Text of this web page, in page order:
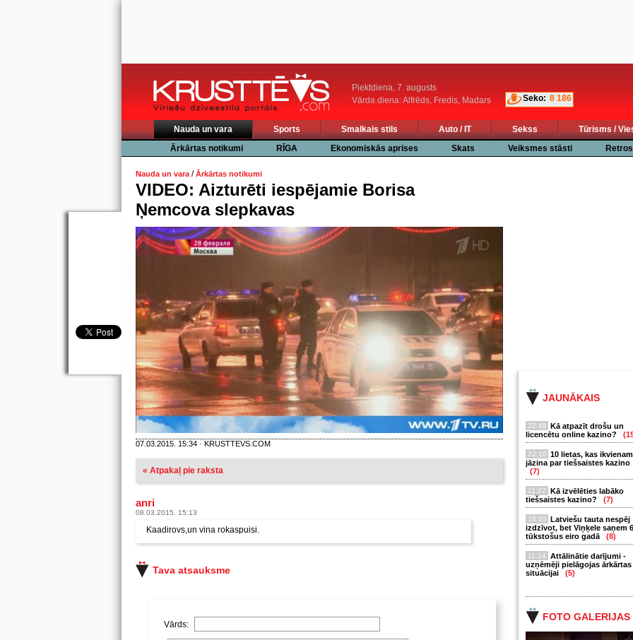
Piektdiena, 7. augusts
Vārda diena: Alfrēds, Fredis, Madars
Seko: 8 186
Nauda un vara Sports Smalkais stils Auto / IT Sekss Tūrisms /
Ārkārtas notikumi
RĪGA Ekonomiskās aprises Skats Veiksmes stāsti
JAUNĀKAIS
22:48 Kā atpazīt drošu un
licencētu online kazino?
22:10 10 lietas, kas ikvienam
jāzina par tiešsaistes kazino
(7)
11:22
Kā izvēlēties labāko
tiešsaistes kazino?
(7)
16:55 Latviešu tauta nespēj
izdzīvot, bet Viņķele saņem
tūkstošus eiro gadā
(8)
11:14
Attālinātie darījumi -
uzņēmēji pielāgojas ārkārtas
situācijai
(5)
FOTO GALERIJAS
Nauda un vara/Ārkārtas notikumi
VIDEO: Aizturēti iespējamie Borisa
Ņemcova slepkavas
07.03.2015. 15:34 · KRUSTTEVS.COM
« Atpakaļ pie raksta
anri
08.03.2015. 15:13
Kaadirovs,un vina rokaspuisi.
Tava atsauksme
Vārds: